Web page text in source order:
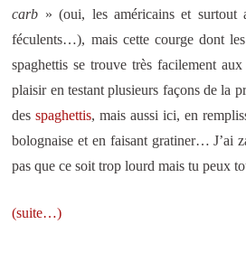
carb » (oui, les américains et surtout
féculents…), mais cette courge dont
spaghettis se trouve très facilement
plaisir en testant plusieurs façons de la
desspaghettis, mais aussi ici, en
bolognaise et en faisant gratiner… J’ai
pas que ce soit trop lourd mais tu peux
(suite…)